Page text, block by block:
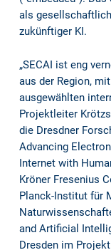
als
zukünftiger KI.
„SECAI ist eng
aus der Region,
ausgewählten
Projektleiter
die Dresdner
Advancing
Internet with
Kröner Fresenius
Planck-Institut für
and Artificial
Dresden im